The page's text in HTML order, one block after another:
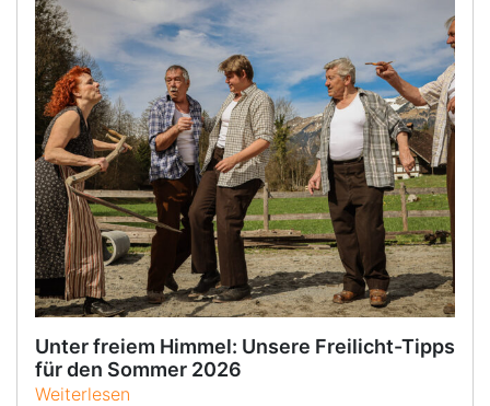
Unter freiem Himmel: Unsere Freilicht-Tipps
für den Sommer 2026
Weiterlesen